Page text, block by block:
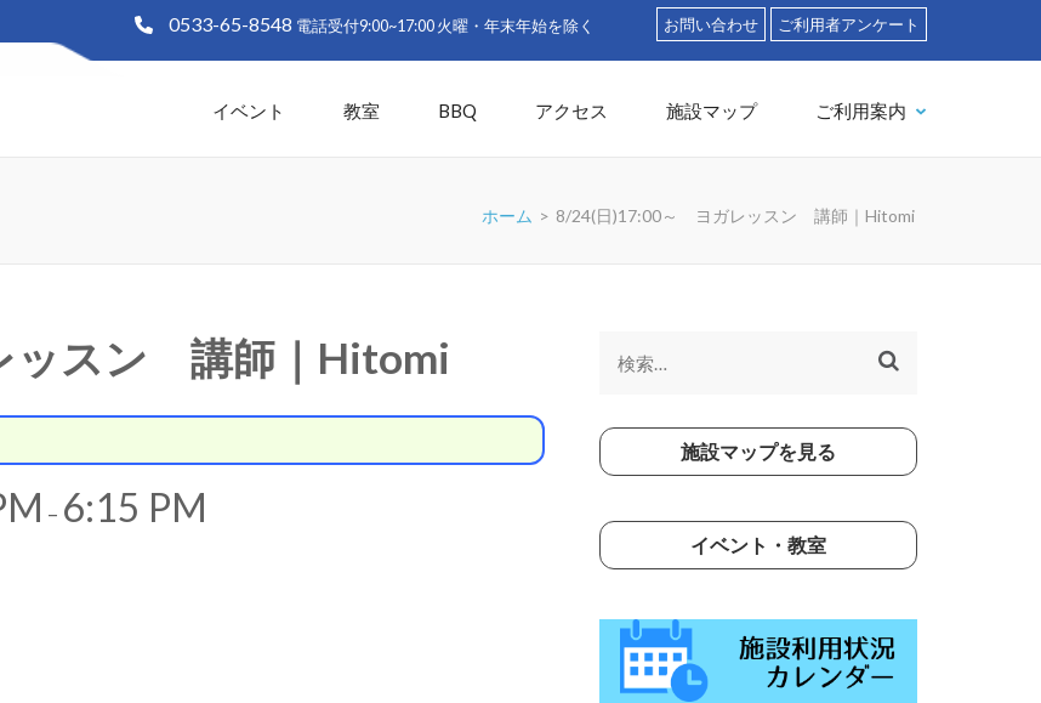
0533-65-8548
海浜緑地「ラグーナビーチ」
イベント 教室 BBQ アクセス 施設マップ ご利用案内
お問い合わせ ご利用者アンケート
ホーム > 8/24(日)17:00～ ヨガレッスン 講師｜Hitomi
ッスン 講師｜Hitomi
– 6:15 PM
検
施設マップを見る
イベント・教室